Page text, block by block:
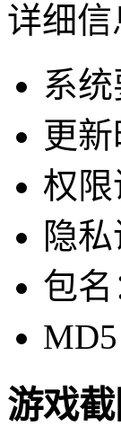
详细信
系
更新
权限
隐私
包名
游戏截